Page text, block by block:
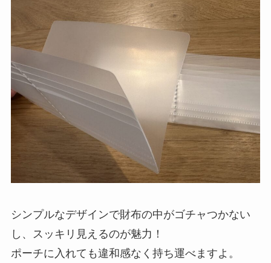
シンプルなデザインで財布の中がゴチャつかない
し、スッキリ見えるのが魅力！
ポーチに入れても違和感なく持ち運べますよ。